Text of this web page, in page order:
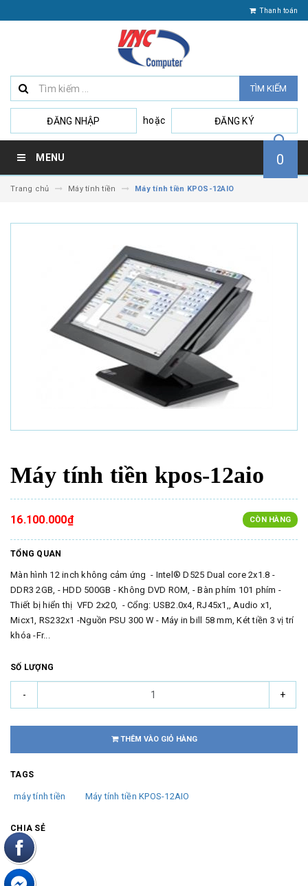
Thanh toán
TÌM KIẾM
ĐĂNG NHẬP hoặc ĐĂNG KÝ
MENU 0
Trang chủ Máy tính tiền Máy tính tiền KPOS-12AIO
Máy tính tiền kpos-12aio
16.100.000₫ CÒN HÀNG
TỔNG QUAN
Màn hình 12 inch không cảm ứng - Intel® D525 Dual core 2x1.8 -
DDR3 2GB, - HDD 500GB - Không DVD ROM, - Bàn phím 101 phím -
Thiết bị hiển thị VFD 2x20, - Cổng: USB2.0x4, RJ45x1,, Audio x1,
Micx1, RS232x1 -Nguồn PSU 300 W - Máy in bill 58 mm, Két tiền 3 vị trí
khóa -Fr...
SỐ LƯỢNG
- +
THÊM VÀO GIỎ HÀNG
TAGS
máy tính tiền Máy tính tiền KPOS-12AIO
CHIA SẺ